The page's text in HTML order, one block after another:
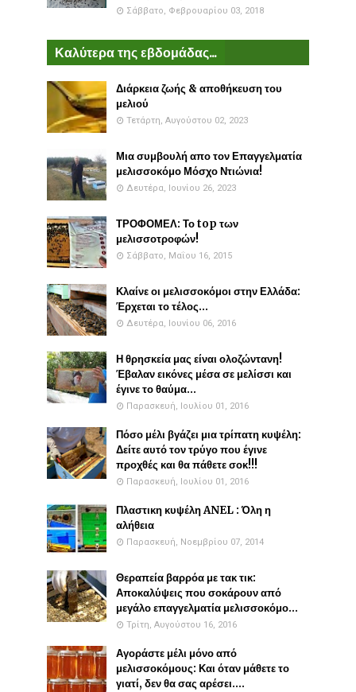
Σάββατο, Φεβρουαρίου 03, 2018
Καλύτερα της εβδομάδας...
Διάρκεια ζωής & αποθήκευση του
μελιού
Τετάρτη, Αυγούστου 02, 2023
Μια συμβουλή απο τον Επαγγελματία
μελισσοκόμο Μόσχο Ντιώνια!
Δευτέρα, Ιουνίου 26, 2023
ΤΡΟΦΟΜΕΛ: Το top των
μελισσοτροφών!
Σάββατο, Μαΐου 16, 2015
Κλαίνε οι μελισσοκόμοι στην Ελλάδα:
Έρχεται το τέλος...
Δευτέρα, Ιουνίου 06, 2016
Η θρησκεία μας είναι ολοζώντανη!
Έβαλαν εικόνες μέσα σε μελίσσι και
έγινε το θαύμα...
Παρασκευή, Ιουλίου 01, 2016
Πόσο μέλι βγάζει μια τρίπατη κυψέλη:
Δείτε αυτό τον τρύγο που έγινε
προχθές και θα πάθετε σοκ!!!
Παρασκευή, Ιουλίου 01, 2016
Πλαστικη κυψέλη ANEL : Όλη η
αλήθεια
Παρασκευή, Νοεμβρίου 07, 2014
Θεραπεία βαρρόα με τακ τικ:
Αποκαλύψεις που σοκάρουν από
μεγάλο επαγγελματία μελισσοκόμο...
Τρίτη, Αυγούστου 16, 2016
Αγοράστε μέλι μόνο από
μελισσοκόμους: Και όταν μάθετε το
γιατί, δεν θα σας αρέσει....